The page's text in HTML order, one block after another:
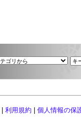
利用規約 個人情報の保